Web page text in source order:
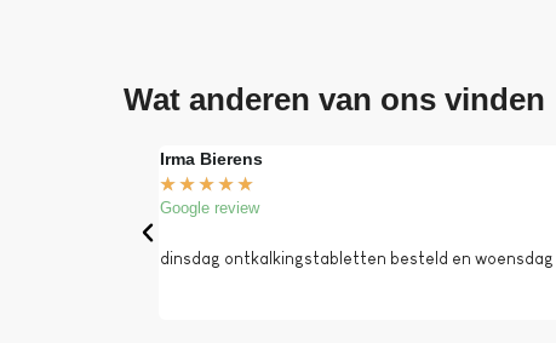
Wat anderen van ons vinden
Irma Bierens
★ ★ ★ ★ ★
Google review
dinsdag ontkalkingstabletten besteld en woensdag